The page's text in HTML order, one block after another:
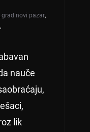
grad novi pazar,
,
nauče
lik